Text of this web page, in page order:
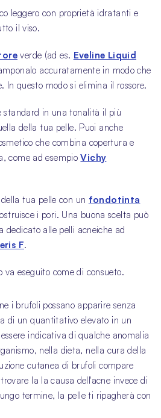
leggero con proprietà idratanti e
il viso.
verde (ad es. Eveline Liquid
accuratamente in modo che
In questo modo si elimina il rossore.
standard in una tonalità il più
della tua pelle. Puoi anche
che combina copertura e
come ad esempio Vichy
tua pelle con un fondotinta
i pori. Una buona scelta può
dedicato alle pelli acneiche ad
F.
va eseguito come di consueto.
i brufoli possano apparire senza
di un quantitativo elevato in un
indicativa di qualche anomalia
nella dieta, nella cura della
cutanea di brufoli compare
la la causa dell'acne invece di
termine, la pelle ti ripagherà con